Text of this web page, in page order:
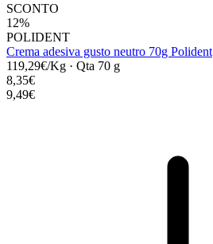
SCONTO
12%
POLIDENT
Crema adesiva gusto neutro 70g Polident
119,29€/Kg · Qta 70 g
8,35€
9,49€